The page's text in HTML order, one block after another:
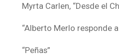
Myrta Carlen, “Desde el
“Alberto Merlo responde
“Peñas”